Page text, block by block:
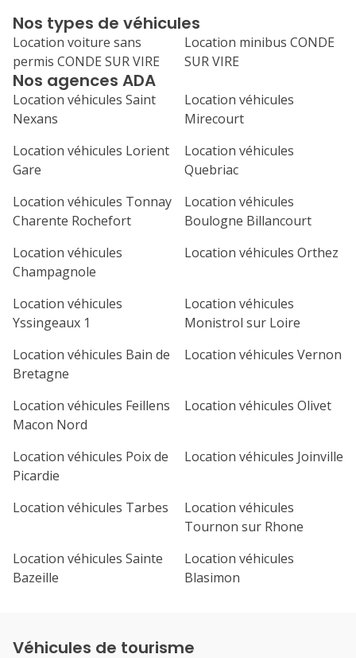
24 25 26
31
septembre 2026
me
1
3
9
14 15 16 17
21 23 24 25
28
Nos agences ADA
Location véhicules Saint
Nexans
Location véhicules
Mirecourt
Location véhicules Lorient
Gare
Location véhicules
Quebriac
Location véhicules Tonnay
Charente Rochefort
Location véhicules
Boulogne Billancourt
Location véhicules
Champagnole
Location véhicules Orthez
Location véhicules
Yssingeaux 1
Location véhicules
Monistrol sur Loire
Location véhicules Bain de
Bretagne
Location véhicules Vernon
Location véhicules Feillens
Macon Nord
Location véhicules Olivet
Location véhicules Poix de
Picardie
Location véhicules Joinville
Location véhicules Tarbes
Location véhicules
Tournon sur Rhone
Location véhicules Sainte
Bazeille
Location véhicules
Blasimon
Nos types de véhicules
Location voiture sans
permis CONDE SUR VIRE
Location minibus CONDE
SUR VIRE
Véhicules de tourisme